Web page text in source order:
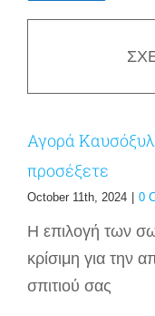
Αγορά
προσέξετε
October 11th, 2024 0
Η επιλογή των
κρίσιμη για την
σπιτιού σας